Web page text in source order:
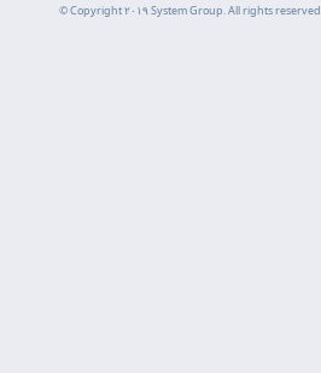
© Copyright ۲۰۱۹ System Group. All rights reserved.